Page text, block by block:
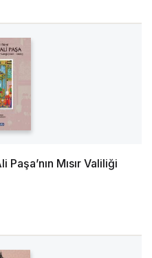
Mısır Valiliği